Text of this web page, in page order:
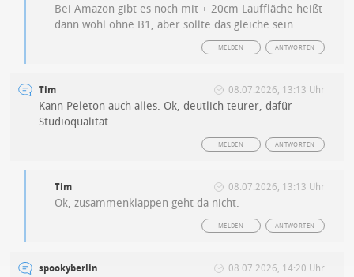
Bei Amazon gibt es noch mit + 20cm Lauffläche heißt
dann wohl ohne B1, aber sollte das gleiche sein
ANTWORTEN
MELDEN
Tim 08.07.2026, 13:13 Uhr
Kann Peleton auch alles. Ok, deutlich teurer, dafür
Studioqualität.
ANTWORTEN
MELDEN
Tim 08.07.2026, 13:13 Uhr
Ok, zusammenklappen geht da nicht.
ANTWORTEN
MELDEN
spookyberlin 08.07.2026, 14:20 Uhr